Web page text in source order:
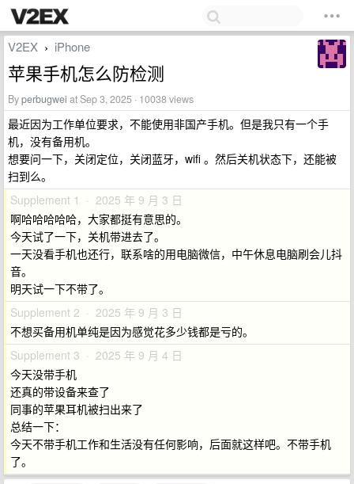
V2EX › iPhone
苹果手机怎么防检测
Byperbugwei at Sep 3, 2025 · 10038 views
最近因为工作单位要求，不能使用非国产手机。但是我只有一个手
机，没有备用机。
想要问一下，关闭定位，关闭蓝牙，wifi 。然后关机状态下，还能被
扫到么。
Supplement 1 · 2025 年 9 月 3 日
啊哈哈哈哈哈，大家都挺有意思的。
今天试了一下，关机带进去了。
一天没看手机也还行，联系啥的用电脑微信，中午休息电脑刷会儿抖
音。
明天试一下不带了。
Supplement 2 · 2025 年 9 月 3 日
不想买备用机单纯是因为感觉花多少钱都是亏的。
Supplement 3 · 2025 年 9 月 4 日
今天没带手机
还真的带设备来查了
同事的苹果耳机被扫出来了
总结一下：
今天不带手机工作和生活没有任何影响，后面就这样吧。不带手机
了。